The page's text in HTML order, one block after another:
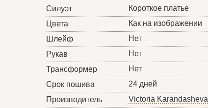
Силуэт
Короткое платье
Цвета
Как на изображении
Шлейф
Нет
Рукав
Нет
Трансформер
Нет
Срок пошива
24 дней
Производитель
Victoria Karandasheva